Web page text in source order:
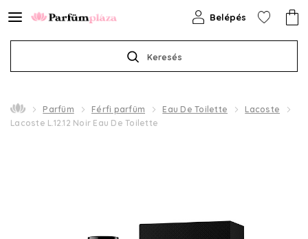
Keresés
Belépés
Parfüm Férfi parfüm Eau De Toilette
Lacoste
Lacoste L.12.12 Noir Eau De Toilette